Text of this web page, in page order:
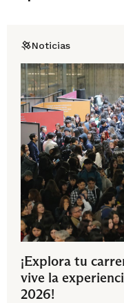
Noticias
¡Explora tu
vive la
2026!